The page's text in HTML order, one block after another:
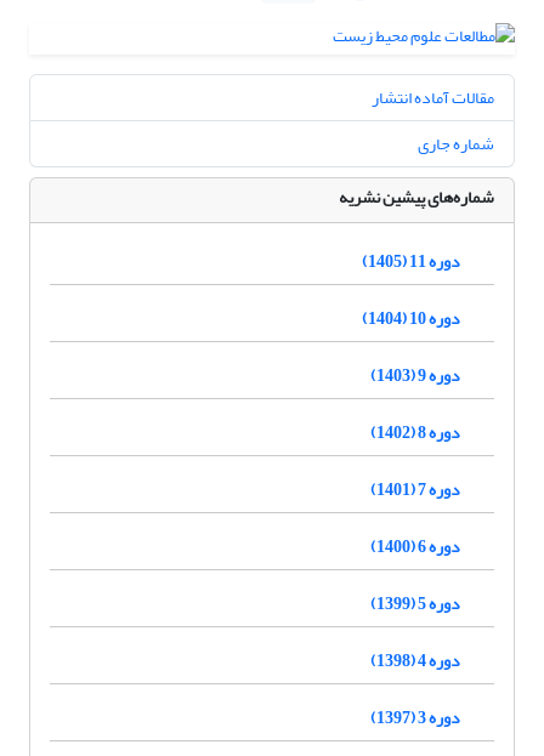
مقالات آماده انتشار
شماره جاری
شماره‌های پیشین نشریه
دوره 11 (1405)
دوره 10 (1404)
دوره 9 (1403)
دوره 8 (1402)
دوره 7 (1401)
دوره 6 (1400)
دوره 5 (1399)
دوره 4 (1398)
دوره 3 (1397)